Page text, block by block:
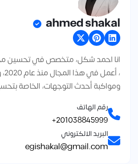
ahmed shakal
،
ومواكبة أحدث التوجهات، الخاصة
رقم الهاتف
201038845999+
البريد الالكتروني
egishakal@gmail.com